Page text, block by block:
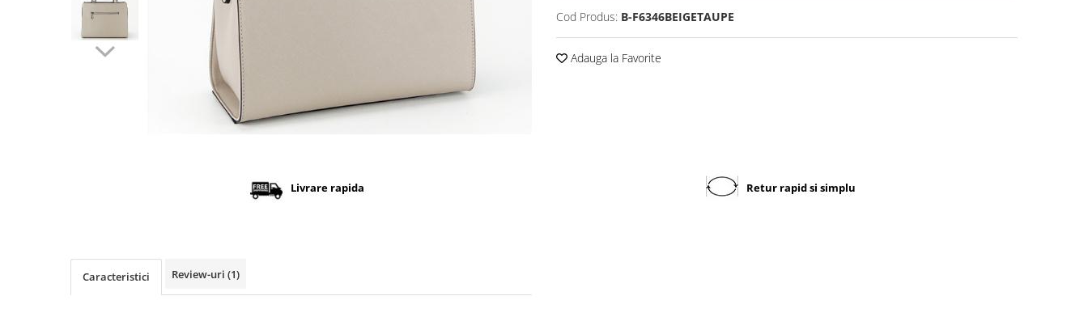
Cod Produs: B-F6346BEIGETAUPE
Adauga la Favorite
Livrare rapida Retur rapid si simplu
Caracteristici Review-uri (1)